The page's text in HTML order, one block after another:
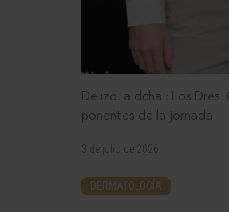
De izq. a dcha.: Los
ponentes de la jornada.
3 de julio de 2026
DERMATOLOGÍA